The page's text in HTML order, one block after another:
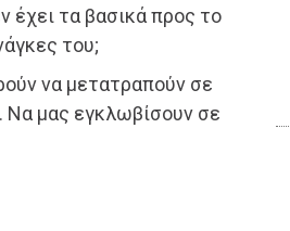
έχει τα βασικά προς το
του;
να μετατραπούν σε
Να μας εγκλωβίσουν σε